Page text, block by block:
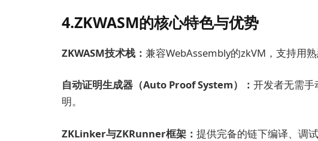
4.ZKWASM的核心特色与优势
ZKWASM技术栈： 兼容WebAssembly的zkVM，支持用熟
自动证明生成器（Auto Proof System）： 开发者无需手
明。
ZKLinker与ZKRunner框架： 提供完备的链下编译、调